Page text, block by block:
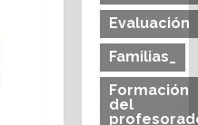
Evaluación
Familias_
Formación
del